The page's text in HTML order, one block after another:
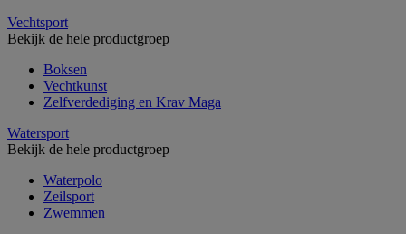
Vechtsport
Bekijk de hele productgroep
Boksen
Vechtkunst
Zelfverdediging en Krav Maga
Watersport
Bekijk de hele productgroep
Waterpolo
Zeilsport
Zwemmen